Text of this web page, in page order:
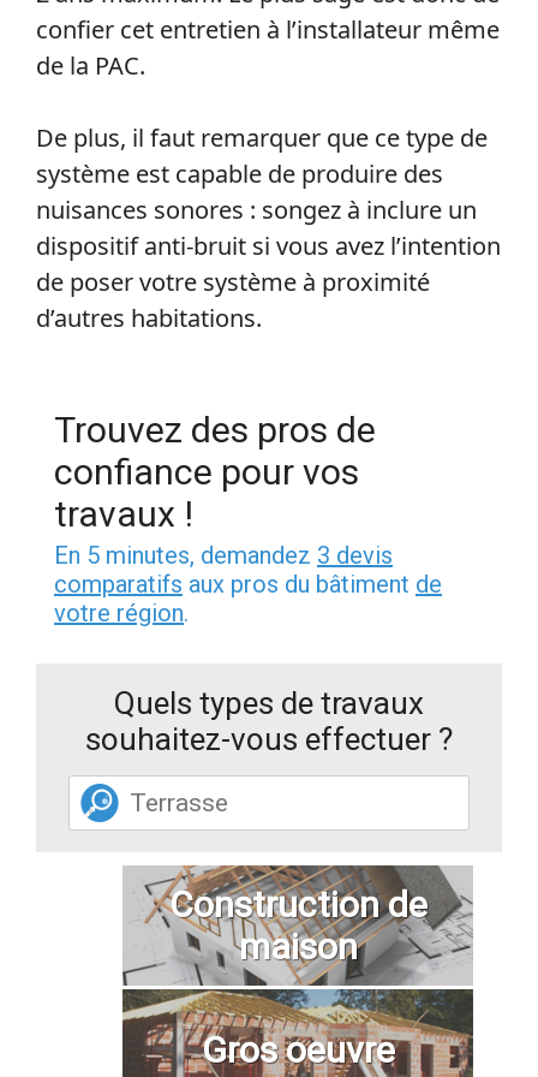
confier cet entretien à l’installateur même
de la PAC.
De plus, il faut remarquer que ce type de
système est capable de produire des
nuisances sonores : songez à inclure un
dispositif anti-bruit si vous avez l’intention
de poser votre système à proximité
d’autres habitations.
Trouvez des pros de
confiance pour vos
travaux !
En 5 minutes, demandez 3 devis
comparatifs aux pros du bâtiment de
votre région.
Quels types de travaux
souhaitez-vous effectuer ?
Construction de
maison
Gros oeuvre